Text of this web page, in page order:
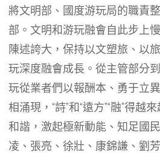
將文明部、國度游玩局的職責
部。文明和游玩融會自此步上
陳述誇大，保持以文塑旅、以
玩深度融會成長。從主管部分
玩從業者們以報酬本、勇于立
相涌現，“詩”和“遠方”“融”得越
和諧，激起極新動能、知足國
凌、張亮、徐壯、康錦謙、劉芳